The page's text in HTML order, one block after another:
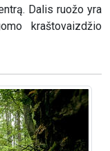
Dalis ruožo yra
kraštovaizdžio